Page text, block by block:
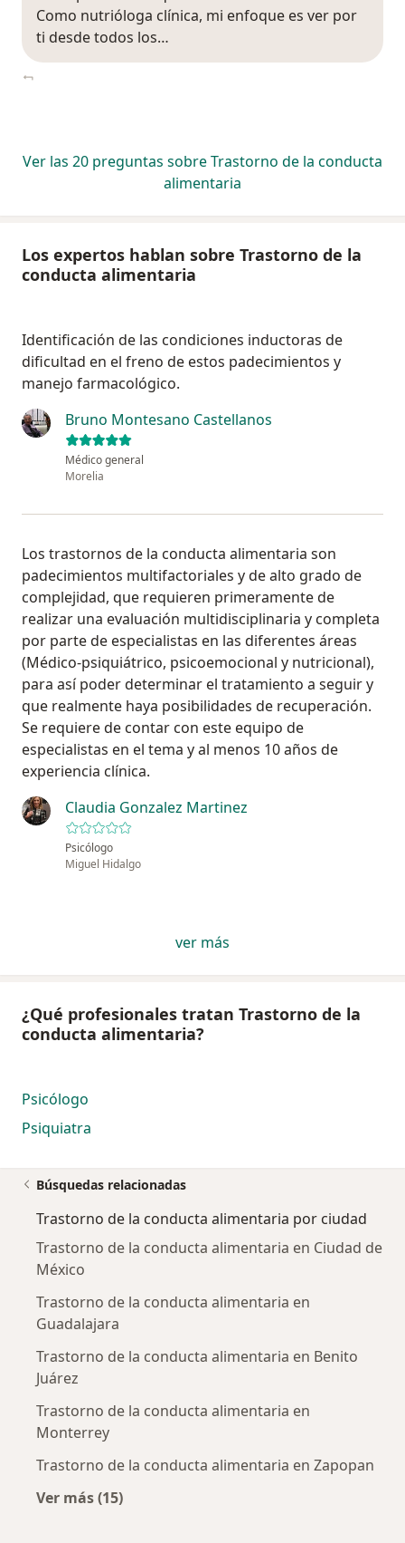
Como nutrióloga clínica, mi enfoque es ver por
ti desde todos los…
Ver las 20 preguntas sobre Trastorno de la conducta
alimentaria
Los expertos hablan sobre Trastorno de la
conducta alimentaria
Identificación de las condiciones inductoras de
dificultad en el freno de estos padecimientos y
manejo farmacológico.
Bruno Montesano Castellanos
Médico general
Morelia
Los trastornos de la conducta alimentaria son
padecimientos multifactoriales y de alto grado de
complejidad, que requieren primeramente de
realizar una evaluación multidisciplinaria y completa
por parte de especialistas en las diferentes áreas
(Médico-psiquiátrico, psicoemocional y nutricional),
para así poder determinar el tratamiento a seguir y
que realmente haya posibilidades de recuperación.
Se requiere de contar con este equipo de
especialistas en el tema y al menos 10 años de
experiencia clínica.
Claudia Gonzalez Martinez
Psicólogo
Miguel Hidalgo
ver más
¿Qué profesionales tratan Trastorno de la
conducta alimentaria?
Psicólogo
Psiquiatra
Búsquedas relacionadas
Trastorno de la conducta alimentaria por ciudad
Trastorno de la conducta alimentaria en Ciudad de
México
Trastorno de la conducta alimentaria en
Guadalajara
Trastorno de la conducta alimentaria en Benito
Juárez
Trastorno de la conducta alimentaria en
Monterrey
Trastorno de la conducta alimentaria en Zapopan
Ver más (15)